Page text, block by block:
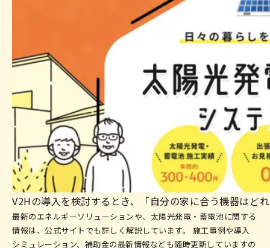
V2Hの導入を検討するとき、「自分の家に合う機器はど
最新のエネルギーソリューションや、太陽光発電・蓄電池に関する
情報は、公式サイトでも詳しく解説しています。 施工事例や導入
シミュレーション、補助金の最新情報なども随時更新していますの